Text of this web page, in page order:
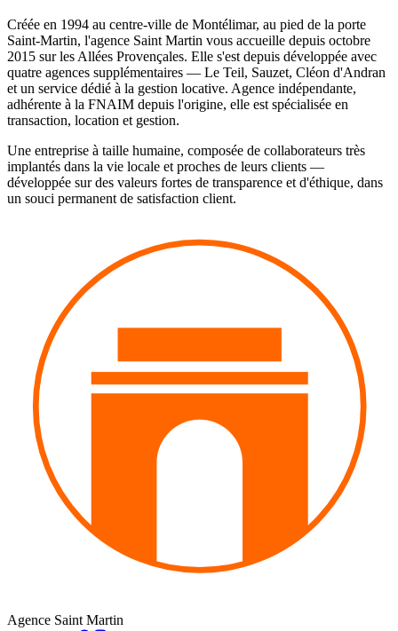
Créée en 1994 au centre-ville de Montélimar, au pied de la porte
Saint-Martin, l'agence Saint Martin vous accueille depuis octobre
2015 sur les Allées Provençales. Elle s'est depuis développée avec
quatre agences supplémentaires — Le Teil, Sauzet, Cléon d'Andran
et un service dédié à la gestion locative. Agence indépendante,
adhérente à la FNAIM depuis l'origine, elle est spécialisée en
transaction, location et gestion.
Une entreprise à taille humaine, composée de collaborateurs très
implantés dans la vie locale et proches de leurs clients —
développée sur des valeurs fortes de transparence et d'éthique, dans
un souci permanent de satisfaction client.
Agence Saint Martin